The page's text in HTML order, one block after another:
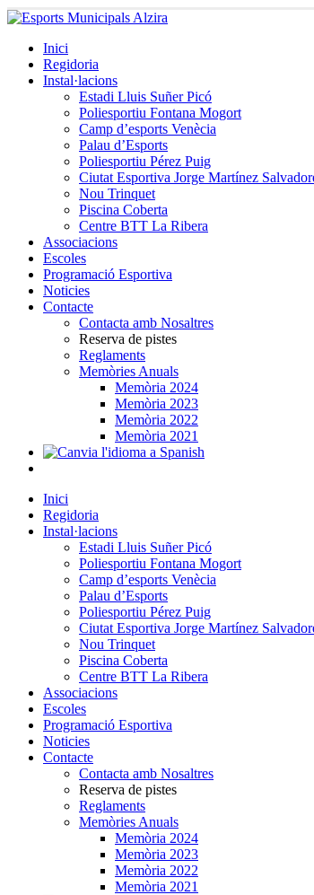
Inici
Regidoria
Instal·lacions
Estadi Lluis Suñer Picó
Poliesportiu Fontana Mogort
Camp d’esports Venècia
Palau d’Esports
Poliesportiu Pérez Puig
Ciutat Esportiva Jorge Martínez
Nou Trinquet
Piscina Coberta
Centre BTT La Ribera
Associacions
Escoles
Programació Esportiva
Noticies
Contacte
Contacta amb Nosaltres
Reserva de pistes
Reglaments
Memòries Anuals
Memòria 2024
Memòria 2023
Memòria 2022
Memòria 2021
Inici
Regidoria
Instal·lacions
Estadi Lluis Suñer Picó
Poliesportiu Fontana Mogort
Camp d’esports Venècia
Palau d’Esports
Poliesportiu Pérez Puig
Ciutat Esportiva Jorge Martínez
Nou Trinquet
Piscina Coberta
Centre BTT La Ribera
Associacions
Escoles
Programació Esportiva
Noticies
Contacte
Contacta amb Nosaltres
Reserva de pistes
Reglaments
Memòries Anuals
Memòria 2024
Memòria 2023
Memòria 2022
Memòria 2021